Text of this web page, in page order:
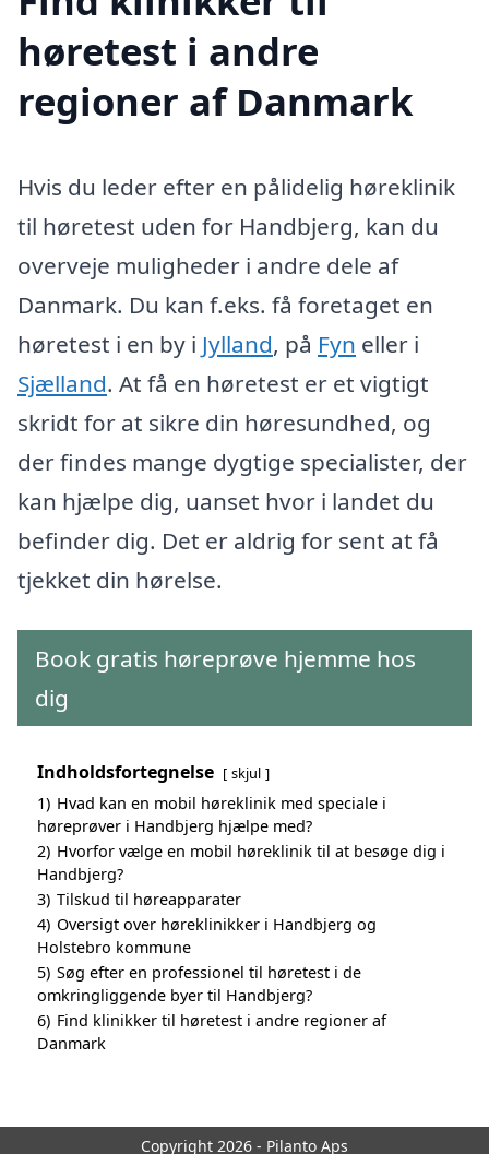
høretest i andre
regioner af Danmark
Hvis du leder efter en pålidelig høreklinik
til høretest uden for Handbjerg, kan du
overveje muligheder i andre dele af
Danmark. Du kan f.eks. få foretaget en
høretest i en by i Jylland, på Fyn eller i
Sjælland. At få en høretest er et vigtigt
skridt for at sikre din høresundhed, og
der findes mange dygtige specialister, der
kan hjælpe dig, uanset hvor i landet du
befinder dig. Det er aldrig for sent at få
tjekket din hørelse.
Book gratis høreprøve hjemme hos
dig
Indholdsfortegnelse skjul
1) Hvad kan en mobil høreklinik med speciale i
høreprøver i Handbjerg hjælpe med?
2) Hvorfor vælge en mobil høreklinik til at besøge dig i
Handbjerg?
3) Tilskud til høreapparater
4) Oversigt over høreklinikker i Handbjerg og
Holstebro kommune
5) Søg efter en professionel til høretest i de
omkringliggende byer til Handbjerg?
6) Find klinikker til høretest i andre regioner af
Danmark
Copyright 2026 - Pilanto Aps